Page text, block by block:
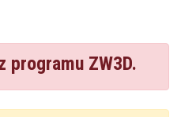
programu ZW3D.